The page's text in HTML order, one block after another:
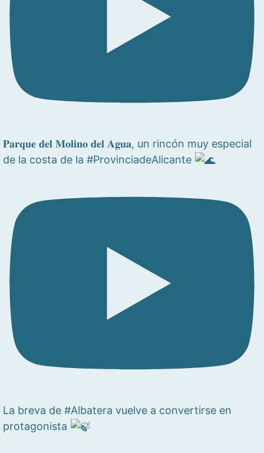
𝐏𝐚𝐫𝐪𝐮𝐞 𝐝𝐞𝐥 𝐌𝐨𝐥𝐢𝐧𝐨 𝐝𝐞𝐥 𝐀𝐠𝐮𝐚, un rincón muy especial
de la costa de la #ProvinciadeAlicante
La breva de #Albatera vuelve a convertirse en
protagonista